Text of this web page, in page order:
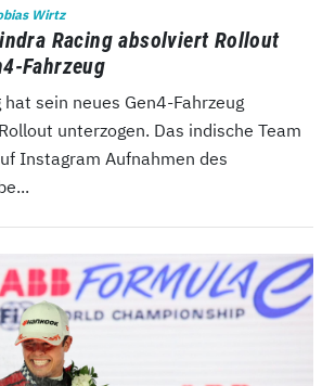
Wirtz
Racing absolviert Rollout
Fahrzeug
hat sein neues Gen4-Fahrzeug
unterzogen. Das indische Team
Instagram Aufnahmen des